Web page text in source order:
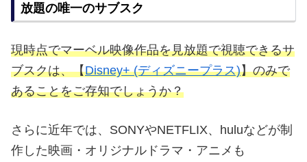
放題の唯一のサブスク
現時点でマーベル映像作品を見放題で視聴できるサ
ブスクは、【Disney+ (ディズニープラス)】のみで
あることをご存知でしょうか？
さらに近年では、SONYやNETFLIX、huluなどが制
作した映画・オリジナルドラマ・アニメも